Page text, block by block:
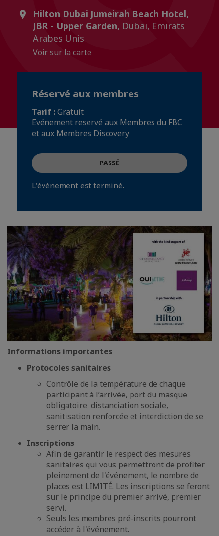
Hilton Dubai Jumeirah Beach Hotel,
JBR - Upper Garden, Dubai, Emirats
Arabes Unis
Voir sur la carte
Réservé aux membres
Tarif :Gratuit
Evénement reservé aux Membres du FBC
et aux Membres Discovery
PASSÉ
L'événement est terminé.
Informations importantes
Protocoles sanitaires
Contrôle de la température de chaque
participant à l’arrivée, port du masque
obligatoire, distanciation sociale,
sanitisation renforcée et interdiction de se
serrer la main.
Inscriptions
Afin de garantir le respect des mesures
sanitaires qui vous permettront de profiter
pleinement de l'événement, le nombre de
places est LIMITÉ. Les inscriptions se feront
sur le principe du premier arrivé, premier
servi.
Seuls les membres pré-inscrits pourront
accéder à l'événement.